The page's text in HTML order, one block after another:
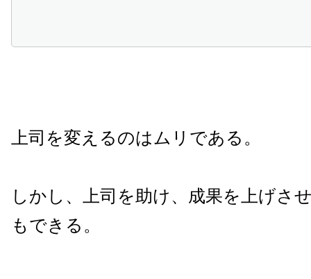
上司を変えるのはムリである。
しかし、上司を助け、成果を上げさ
もできる。